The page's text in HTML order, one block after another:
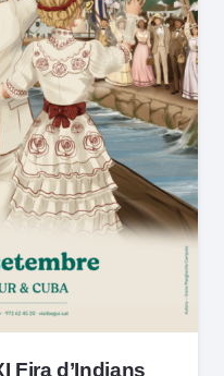
Fira d’Indians